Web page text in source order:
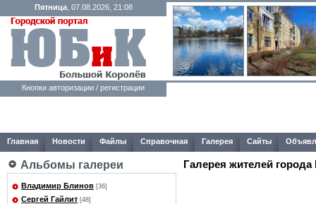
Пятница, 07.08.2026, 21:08
Кнопки авторизации / регистрации
Главная Новости Файлы Справочная Галерея Сайты
Альбомы галереи
Владимир Блинов [36]
Сергей Гайлит [48]
Галерея жителей города